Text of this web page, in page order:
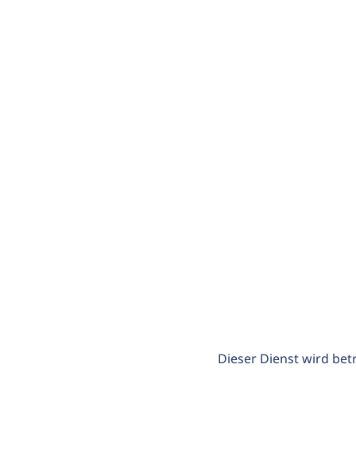
Dieser Dienst wird